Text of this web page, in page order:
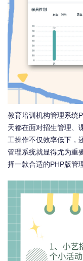
教育培训机构管理系统
天都在面对招生管理、
工操作不仅效率低下，
管理系统就显得尤为重
择一款合适的PHP版管